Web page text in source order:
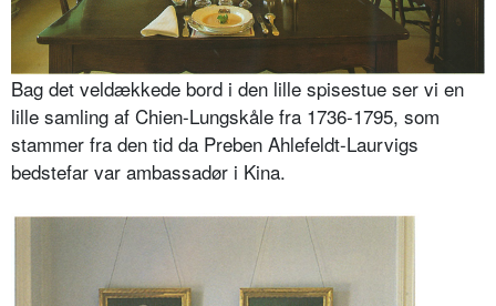
Bag det veldækkede bord i den lille spisestue ser vi en
lille samling af Chien-Lungskåle fra 1736-1795, som
stammer fra den tid da Preben Ahlefeldt-Laurvigs
bedstefar var ambassadør i Kina.